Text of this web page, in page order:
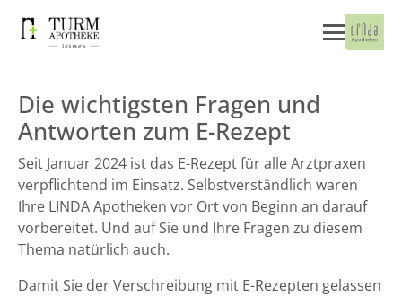
Die wichtigsten Fragen und
Antworten zum E-Rezept
Seit Januar 2024 ist das E-Rezept für alle Arztpraxen
verpflichtend im Einsatz. Selbstverständlich waren
Ihre LINDA Apotheken vor Ort von Beginn an darauf
vorbereitet. Und auf Sie und Ihre Fragen zu diesem
Thema natürlich auch.
Damit Sie der Verschreibung mit E-Rezepten gelassen